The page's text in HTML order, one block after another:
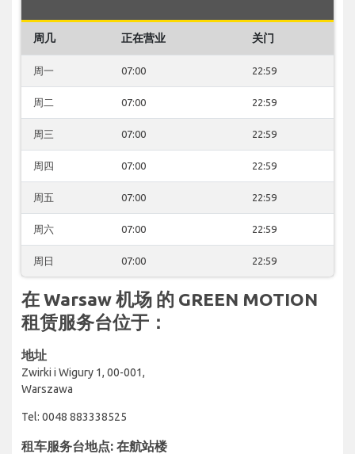
周几 正在营业 关门
周一 07:00 22:59
周二 07:00 22:59
周三 07:00 22:59
周四 07:00 22:59
周五 07:00 22:59
周六 07:00 22:59
周日 07:00 22:59
在 Warsaw 机场 的 GREEN MOTION
租赁服务台位于：
地址
Zwirki i Wigury 1, 00-001,
Warszawa
Tel: 0048 883338525
租车服务台地点: 在航站楼